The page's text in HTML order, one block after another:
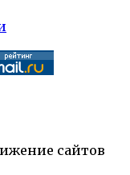
сайтов